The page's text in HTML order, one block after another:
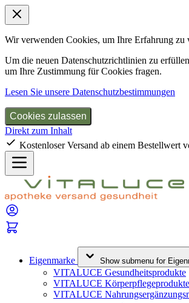
Wir verwenden Cookies, um Ihre Erfahrung zu
Um die neuen Datenschutzrichtlinien zu
um Ihre Zustimmung für Cookies fragen.
Lesen Sie unsere Datenschutzbestimmungen
Cookies zulassen
Direkt zum Inhalt
Kostenloser Versand ab einem Bestellwert
Eigenmarke Show submenu for
VITALUCE Gesundheitsprodukte
VITALUCE Körperpflegeprodukte
VITALUCE